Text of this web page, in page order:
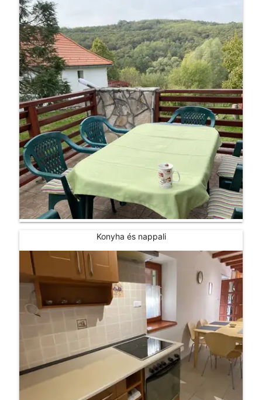
Konyha és nappali